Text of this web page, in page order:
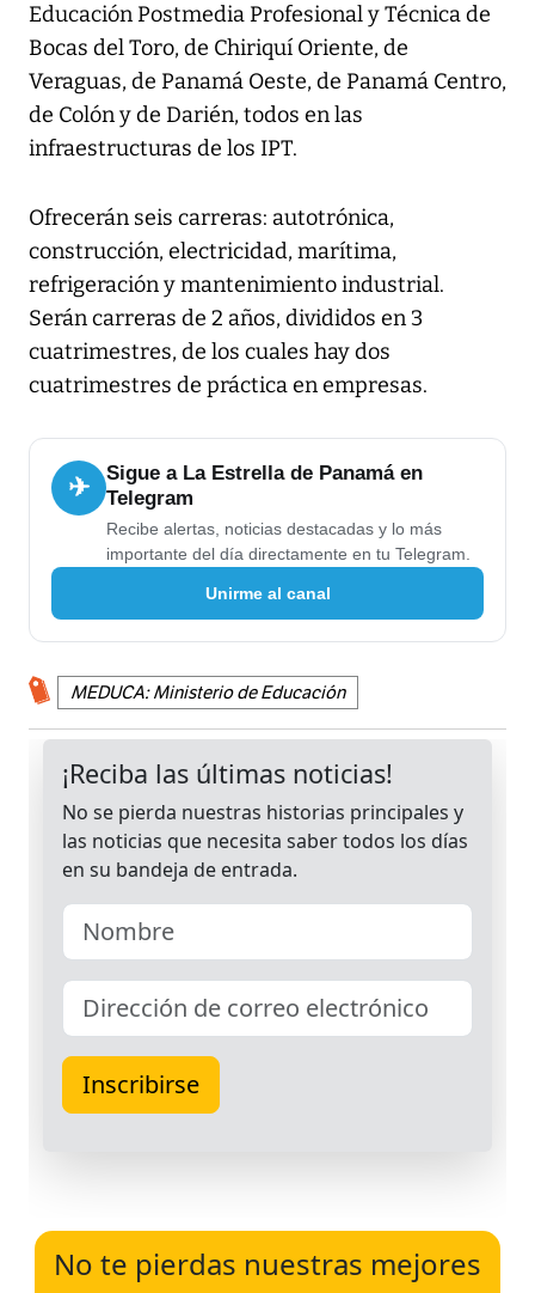
Educación Postmedia Profesional y Técnica de
Bocas del Toro, de Chiriquí Oriente, de
Veraguas, de Panamá Oeste, de Panamá Centro,
de Colón y de Darién, todos en las
infraestructuras de los IPT.
Ofrecerán seis carreras: autotrónica,
construcción, electricidad, marítima,
refrigeración y mantenimiento industrial.
Serán carreras de 2 años, divididos en 3
cuatrimestres, de los cuales hay dos
cuatrimestres de práctica en empresas.
✈
Sigue a La Estrella de Panamá en
Telegram
Recibe alertas, noticias destacadas y lo más
importante del día directamente en tu Telegram.
Unirme al canal
MEDUCA: Ministerio de Educación
No te pierdas nuestras mejores